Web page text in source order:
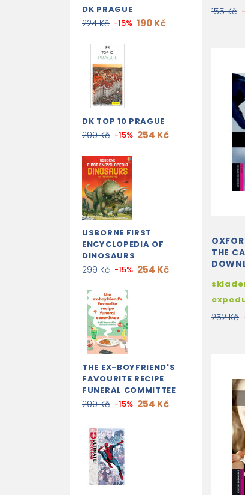
DK PRAGUE
224 Kč -15% 190 Kč
DK TOP 10 PRAGUE
299 Kč -15% 254 Kč
USBORNE FIRST
ENCYCLOPEDIA OF
DINOSAURS
299 Kč -15% 254 Kč
THE EX-BOYFRIEND'S
FAVOURITE RECIPE
FUNERAL COMMITTEE
299 Kč -15% 254 Kč
155 Kč
THE
252 Kč